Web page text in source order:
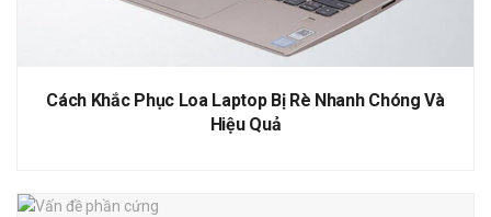
Cách Khắc Phục Loa Laptop Bị Rè Nhanh Chóng Và
Hiệu Quả